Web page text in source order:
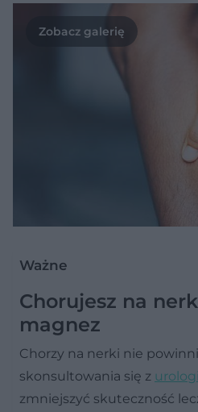
Ważne
Chorujesz na
magnez
Chorzy na nerki nie
skonsultowania się z
zmniejszyć skuteczność